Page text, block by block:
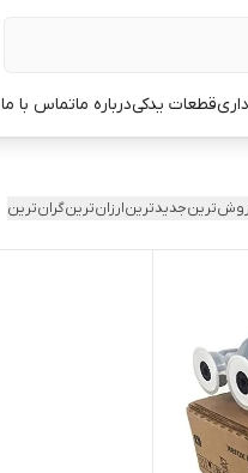
قطعات یدکیدرباره ماتماس با ما
جدیدترینارزان‌ترینگران‌ترین